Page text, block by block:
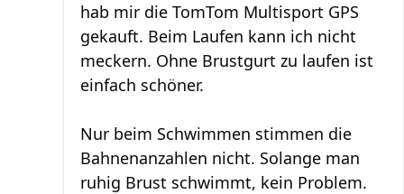
hab mir die TomTom Multisport GPS
gekauft. Beim Laufen kann ich nicht
meckern. Ohne Brustgurt zu laufen ist
einfach schöner.
Nur beim Schwimmen stimmen die
Bahnenanzahlen nicht. Solange man
ruhig Brust schwimmt, kein Problem.